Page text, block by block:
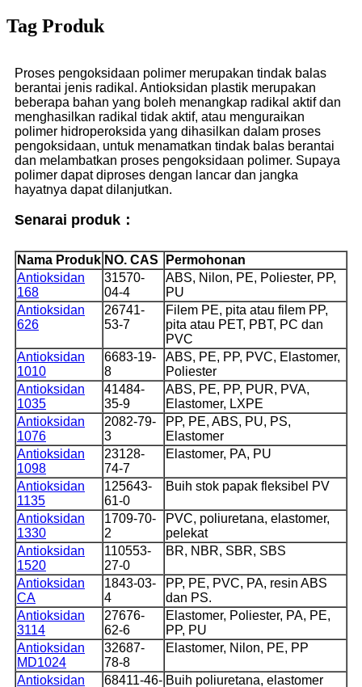
Tag Produk
Proses pengoksidaan polimer merupakan tindak balas
berantai jenis radikal. Antioksidan plastik merupakan
beberapa bahan yang boleh menangkap radikal aktif dan
menghasilkan radikal tidak aktif, atau menguraikan
polimer hidroperoksida yang dihasilkan dalam proses
pengoksidaan, untuk menamatkan tindak balas berantai
dan melambatkan proses pengoksidaan polimer. Supaya
polimer dapat diproses dengan lancar dan jangka
hayatnya dapat dilanjutkan.
Senarai produk：
Nama Produk NO. CAS
Permohonan
Antioksidan
168
31570-
04-4
ABS, Nilon, PE, Poliester, PP,
PU
Antioksidan
626
26741-
53-7
Filem PE, pita atau filem PP,
pita atau PET, PBT, PC dan
PVC
Antioksidan
1010
6683-19-
8
ABS, PE, PP, PVC, Elastomer,
Poliester
Antioksidan
1035
41484-
35-9
ABS, PE, PP, PUR, PVA,
Elastomer, LXPE
Antioksidan
1076
2082-79-
3
PP, PE, ABS, PU, ​​PS,
Elastomer
Antioksidan
1098
23128-
74-7
Elastomer, PA, PU
Antioksidan
1135
125643-
61-0
Buih stok papak fleksibel PV
Antioksidan
1330
1709-70-
2
PVC, poliuretana, elastomer,
pelekat
Antioksidan
1520
110553-
27-0
BR, NBR, SBR, SBS
Antioksidan
CA
1843-03-
4
PP, PE, PVC, PA, resin ABS
dan PS.
Antioksidan
3114
27676-
62-6
Elastomer, Poliester, PA, PE,
PP, PU
Antioksidan
MD1024
32687-
78-8
Elastomer, Nilon, PE, PP
Antioksidan
68411-46- Buih poliuretana, elastomer